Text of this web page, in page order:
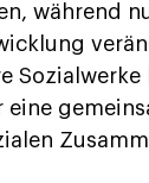
während